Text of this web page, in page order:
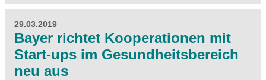
29.03.2019
Bayer richtet Kooperationen mit
Start-ups im Gesundheitsbereich
neu aus